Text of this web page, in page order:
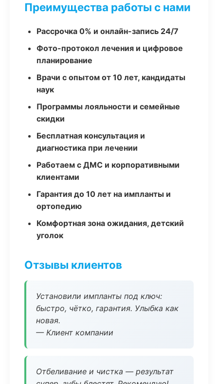
Преимущества работы с нами
Рассрочка 0% и онлайн-запись 24/7
Фото-протокол лечения и цифровое
планирование
Врачи с опытом от 10 лет, кандидаты
наук
Программы лояльности и семейные
скидки
Бесплатная консультация и
диагностика при лечении
Работаем с ДМС и корпоративными
клиентами
Гарантия до 10 лет на импланты и
ортопедию
Комфортная зона ожидания, детский
уголок
Отзывы клиентов
Установили импланты под ключ:
быстро, чётко, гарантия. Улыбка как
новая.
— Клиент компании
Отбеливание и чистка — результат